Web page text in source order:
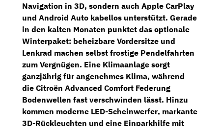
Navigation in 3D, sondern auch Apple CarPlay
und Android Auto kabellos unterstützt. Gerade
in den kalten Monaten punktet das optionale
Winterpaket: beheizbare Vordersitze und
Lenkrad machen selbst frostige Pendelfahrten
zum Vergnügen. Eine Klimaanlage sorgt
ganzjährig für angenehmes Klima, während
die Citroën Advanced Comfort Federung
Bodenwellen fast verschwinden lässt. Hinzu
kommen moderne LED-Scheinwerfer, markante
3D-Rückleuchten und eine Einparkhilfe mit